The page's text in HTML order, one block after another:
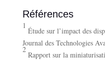
Références
1
Étude sur l’impact des
Journal des Technologies
2
Rapport sur la